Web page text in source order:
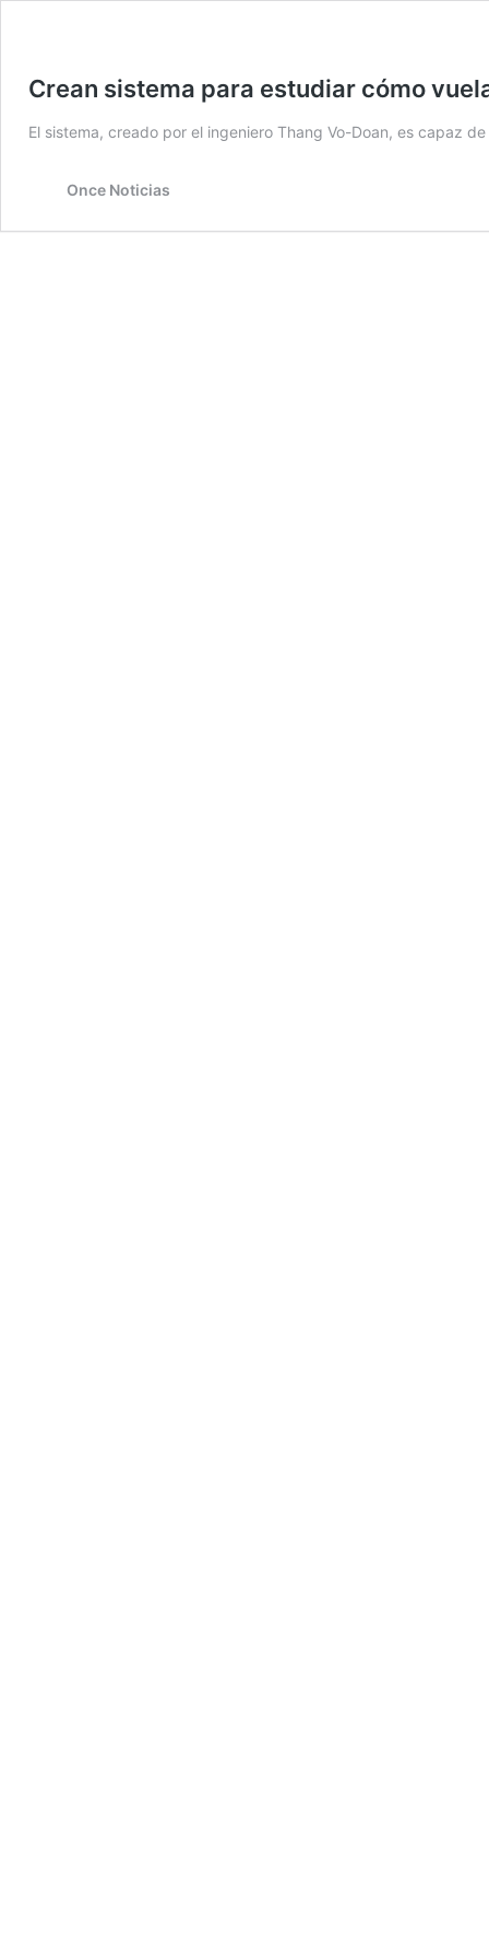
Crean sistema para estudiar cómo
El sistema, creado por el ingeniero Thang Vo-Doan, es capaz
Once Noticias